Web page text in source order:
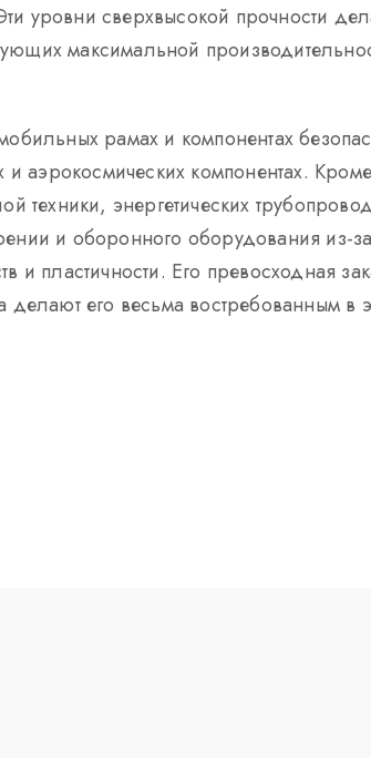
уровни сверхвысокой прочности
максимальной
рамах и компонентах
и аэрокосмических компонентах.
техники, энергетических
и оборонного оборудования из-
и пластичности. Его превосходная
делают его весьма востребованным в